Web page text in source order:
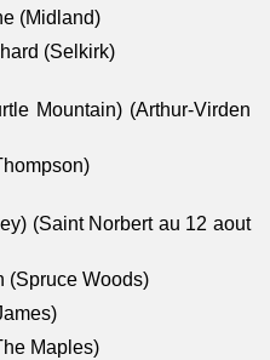
(Midland)
(Selkirk)
Mountain) (Arthur-Virden
(Saint Norbert au 12 aout
(Spruce Woods)
Maples)